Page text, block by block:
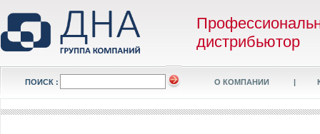
дистрибьютор
ПОИСК : О КОМПАНИИ |